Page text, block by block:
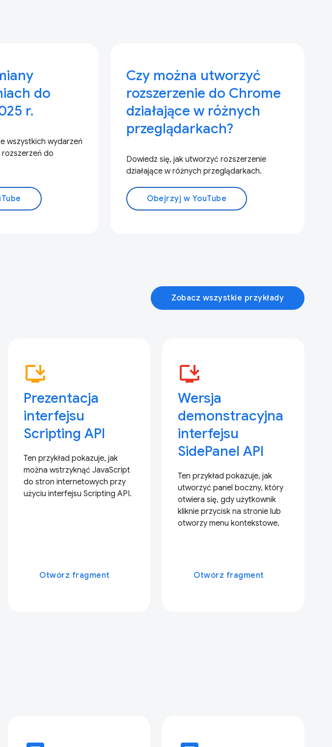
do
r.
wszystkich wydarzeń
do
Czy można utworzyć
rozszerzenie do Chrome
działające w różnych
przeglądarkach?
Dowiedz się, jak utworzyć rozszerzenie
działające w różnych przeglądarkach.
Obejrzyj w YouTube
Zobacz wszystkie przykłady
install_desktop
Prezentacja
interfejsu
Scripting API
Ten przykład pokazuje, jak
można wstrzyknąć JavaScript
do stron internetowych przy
użyciu interfejsu Scripting API.
Otwórz fragment
install_desktop
Wersja
demonstracyjna
interfejsu
SidePanel API
Ten przykład pokazuje, jak
utworzyć panel boczny, który
otwiera się, gdy użytkownik
kliknie przycisk na stronie lub
otworzy menu kontekstowe.
Otwórz fragment